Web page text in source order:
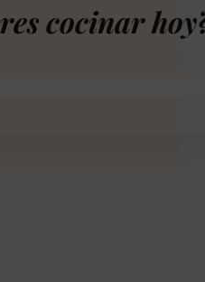
cocinar